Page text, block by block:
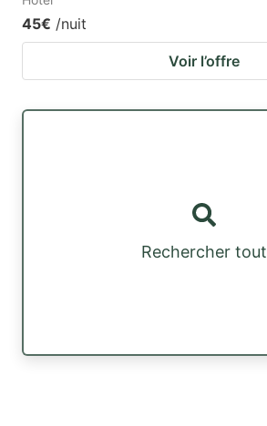
45€ /nuit
Voir l’offre
Rechercher tout